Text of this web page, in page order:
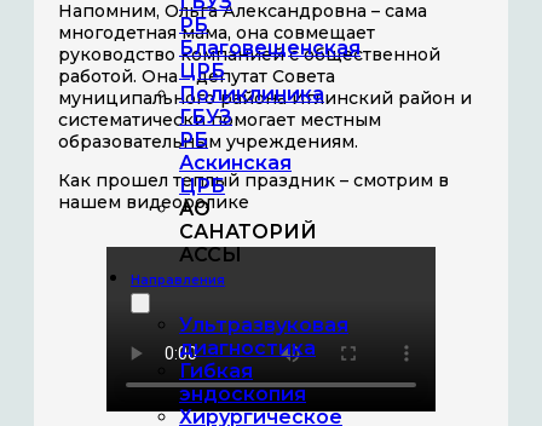
РБ
Благовещенская
ЦРБ
Поликлиника
ГБУЗ
РБ
Аскинская
ЦРБ
АО
САНАТОРИЙ
АССЫ
Направления
Ультразвуковая
диагностика
Гибкая
эндоскопия
Хирургическое
Напомним, Ольга Александровна – сама
многодетная мама, она совмещает
руководство компанией с общественной
работой. Она – депутат Совета
муниципального района Иглинский район и
систематически помогает местным
образовательным учреждениям.
Как прошел теплый праздник – смотрим в
нашем видеоролике